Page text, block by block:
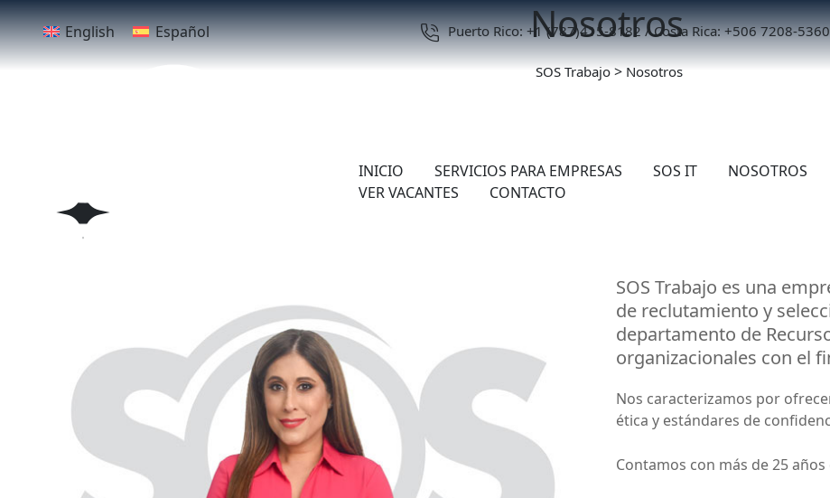
English Español Puerto Rico: +1 (787)415-8182 / Costa Rica: +506 7208-5360
INICIO SERVICIOS PARA EMPRESAS SOS IT NOSOTROS
VER VACANTES
CONTACTO
Nosotros
SOS Trabajo > Nosotros
Reclutamiento
SOS Trabajo es una
de reclutamiento y
departamento de
organizacionales con el
Nos caracterizamos por
ética y estándares de
Contamos con más de 25